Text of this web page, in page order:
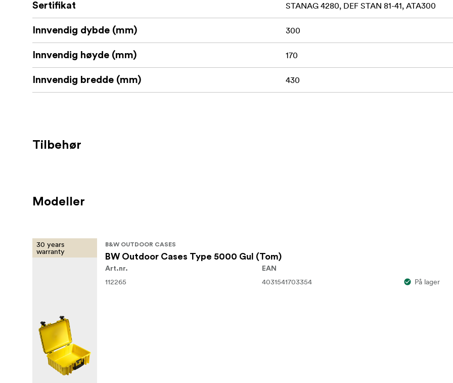
Sertifikat STANAG 4280, DEF STAN 81-41, ATA300
Innvendig dybde (mm) 300
Innvendig høyde (mm) 170
Innvendig bredde (mm) 430
Tilbehør
Modeller
30 years
warranty
B&W OUTDOOR CASES
BW Outdoor Cases Type 5000 Gul (Tom)
Art.nr.
112265
EAN
4031541703354 På lager